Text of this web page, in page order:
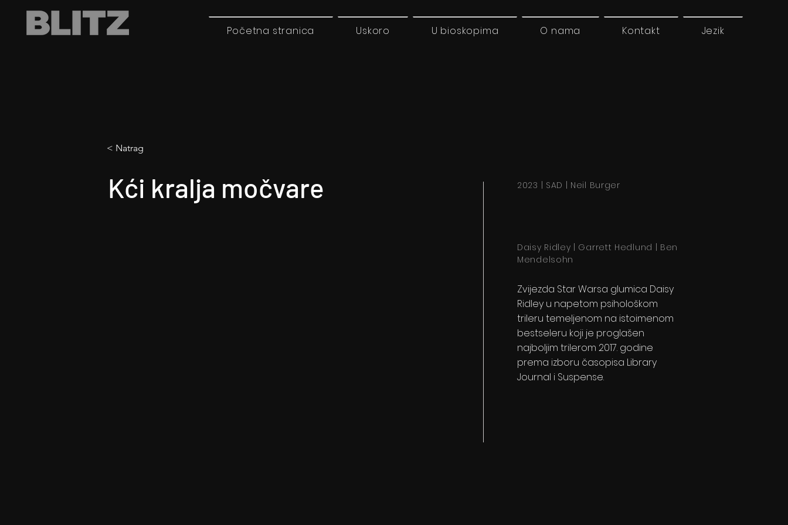
Početna stranica Uskoro U bioskopima O nama Kontakt Jezik
< Natrag
Kći kralja močvare 2023 | SAD | Neil Burger
Daisy Ridley | Garrett Hedlund | Ben
Mendelsohn
Zvijezda Star Warsa glumica Daisy
Ridley u napetom psihološkom
trileru temeljenom na istoimenom
bestseleru koji je proglašen
najboljim trilerom 2017. godine
prema izboru časopisa Library
Journal i Suspense.